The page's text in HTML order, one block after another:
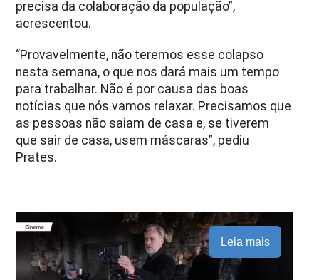
precisa da colaboração da população”,
acrescentou.
“Provavelmente, não teremos esse colapso
nesta semana, o que nos dará mais um tempo
para trabalhar. Não é por causa das boas
notícias que nós vamos relaxar. Precisamos que
as pessoas não saiam de casa e, se tiverem
que sair de casa, usem máscaras”, pediu
Prates.
Leia mais